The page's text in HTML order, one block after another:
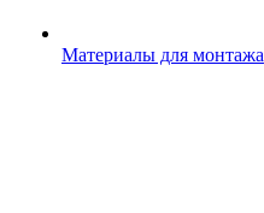
Материалы для монтажа